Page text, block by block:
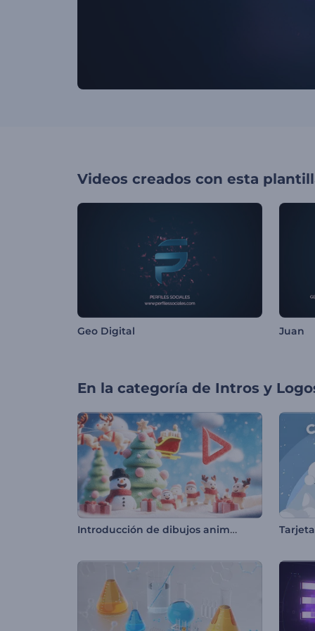
Videos creados con esta
Geo Digital Juan
En la categoría de Intros y
Introducción de dibujos animados de Feliz Navidad